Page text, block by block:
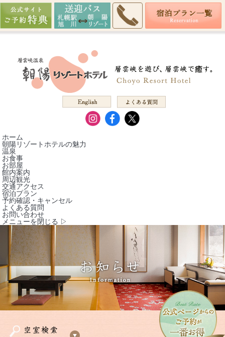
ホーム
朝陽リゾートホテルの魅力
温泉
お食事
お部屋
館内案内
周辺観光
交通アクセス
宿泊プラン
予約確認・キャンセル
よくある質問
お問い合わせ
メニューを閉じる ▷